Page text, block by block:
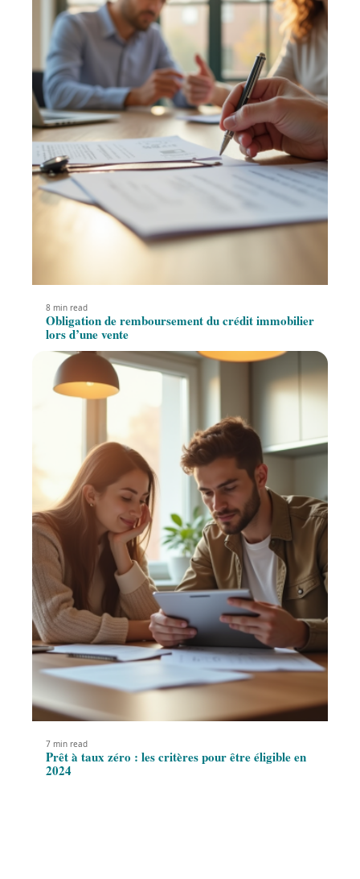
8 min read
Obligation de remboursement du crédit immobilier
lors d’une vente
7 min read
Prêt à taux zéro : les critères pour être éligible en
2024